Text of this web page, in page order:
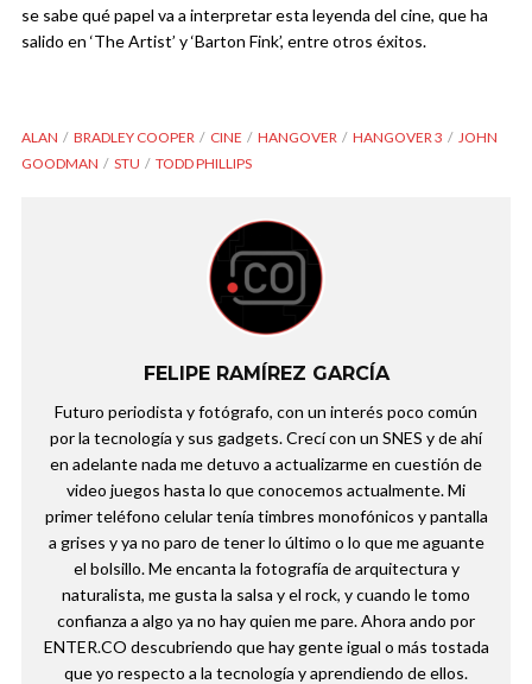
se sabe qué papel va a interpretar esta leyenda del cine, que ha
salido en ‘The Artist’ y ‘Barton Fink’, entre otros éxitos.
ALAN BRADLEY COOPER CINE HANGOVER HANGOVER 3
JOHN
GOODMAN
STU TODD PHILLIPS
FELIPE RAMÍREZ GARCÍA
Futuro periodista y fotógrafo, con un interés poco común
por la tecnología y sus gadgets. Crecí con un SNES y de ahí
en adelante nada me detuvo a actualizarme en cuestión de
video juegos hasta lo que conocemos actualmente. Mi
primer teléfono celular tenía timbres monofónicos y pantalla
a grises y ya no paro de tener lo último o lo que me aguante
el bolsillo. Me encanta la fotografía de arquitectura y
naturalista, me gusta la salsa y el rock, y cuando le tomo
confianza a algo ya no hay quien me pare. Ahora ando por
ENTER.CO descubriendo que hay gente igual o más tostada
que yo respecto a la tecnología y aprendiendo de ellos.